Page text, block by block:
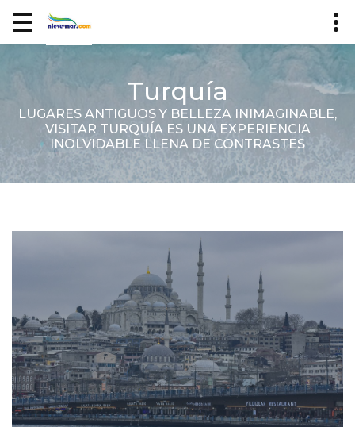
Turquía
LUGARES ANTIGUOS Y BELLEZA INIMAGINABLE,
VISITAR TURQUÍA ES UNA EXPERIENCIA
INOLVIDABLE LLENA DE CONTRASTES